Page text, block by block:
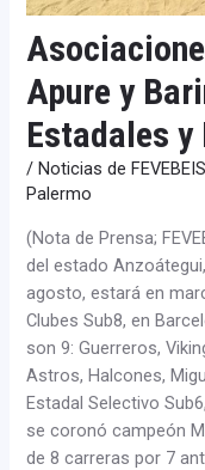
Apure y
Estadales
/Noticias de
Palermo
(Nota de Prensa;
del estado
agosto, estará en
Clubes Sub8, en
son 9: Guerreros,
Astros, Halcones,
Estadal Selectivo
se coronó campeón
de 8 carreras por 7